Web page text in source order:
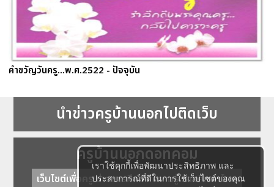
เราใช้คุกกี้เพื่อพัฒนาประสิทธิภาพ และ
ประสบการณ์ที่ดีในการใช้เว็บไซต์ของคุณ
คำขวัญวันครู...พ.ศ.2522 - ปัจจุบัน
นำข่าวครูบ้านนอกไปติดเว็บ
ครูบ้านนอกดอทคอม
เว็บไซต์เพื่อครู ข่าวการศึกษา ความรู้ การศึกษาไทย